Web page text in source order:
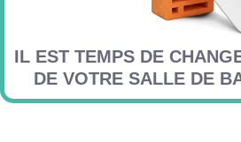
IL EST TEMPS DE
DE VOTRE SALLE DE